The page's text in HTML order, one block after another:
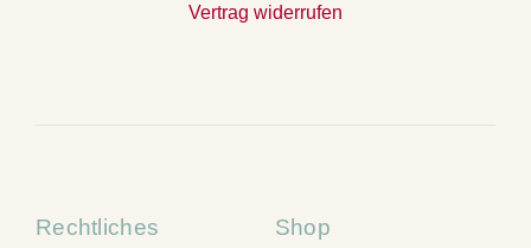
Vertrag widerrufen
Rechtliches Shop